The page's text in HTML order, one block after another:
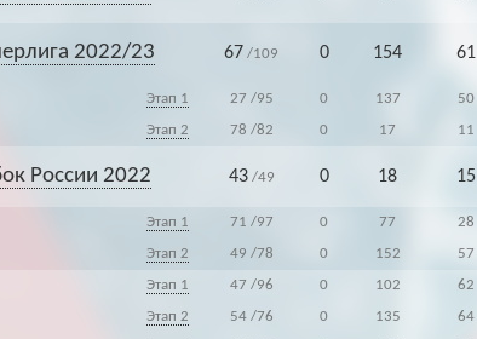
2022/23 67 /109 0 154 61
Этап 1 27 /95 0 137 50
Этап 2
78 /82 0 17 11
России 2022 43/49 0 18 15
Этап 1 71 /97 0 77 28
Этап 2
49 /78 0 152 57
Этап 1
47 /96 0 102 62
Этап 2
54/76 0 135 64